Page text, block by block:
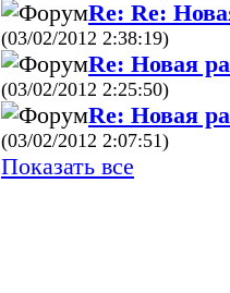
Re: Re:
(03/02/2012 2:38:19)
Re: Новая
(03/02/2012 2:25:50)
Re: Новая
(03/02/2012 2:07:51)
Показать все